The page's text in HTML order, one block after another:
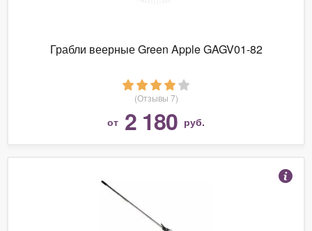
Грабли веерные Green Apple GAGV01-82
(Отзывы 7)
от 2 180 руб.